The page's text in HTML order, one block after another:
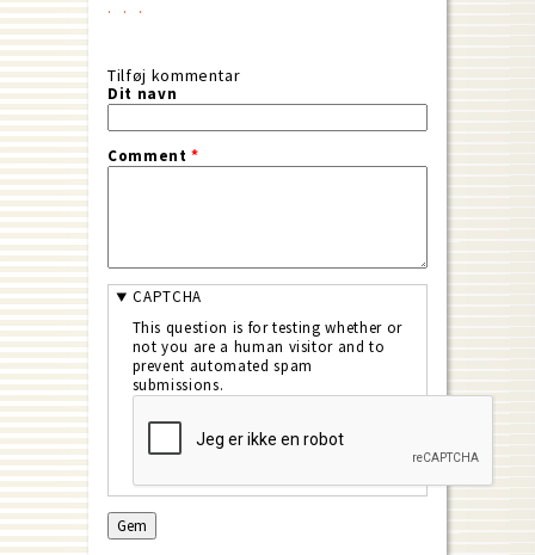
Tilføj kommentar
Dit navn
Comment*
CAPTCHA
This question is for testing whether or
not you are a human visitor and to
prevent automated spam
submissions.